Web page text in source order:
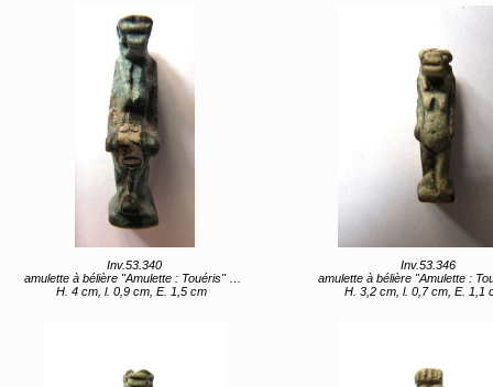
Inv.53.340
amulette à bélière "Amulette : Touéris" (titre d'usage)
H. 4 cm, l. 0,9 cm, E. 1,5 cm
Inv.53.346
amulette à bélière "Amulette : Touéris" (titre
H. 3,2 cm, l. 0,7 cm, E. 1,1